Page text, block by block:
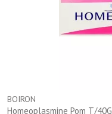
BOIRON
Homeoplasmine Pom T/40G